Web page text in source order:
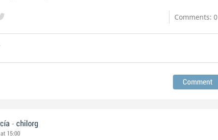
Comments: 0
- chilorg
15:00